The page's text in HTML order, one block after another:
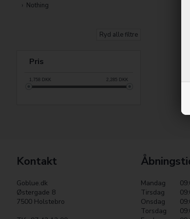
Nothing
Ryd alle filtre
Pris
1,758 DKK 2,285DKK
Kontakt
Goblue.dk
Østergade 8
7500 Holstebro
Mandag
Tirsdag
Onsdag
Torsdag